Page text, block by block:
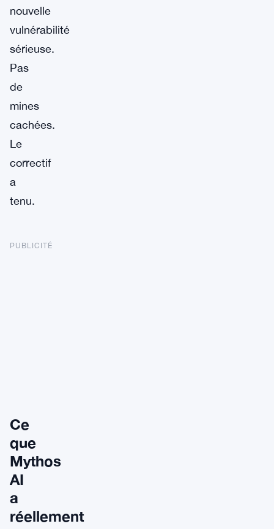
nouvelle
vulnérabilité
sérieuse.
Pas
de
mines
cachées.
Le
correctif
a
tenu.
PUBLICITÉ
Ce
que
Mythos
AI
a
réellement